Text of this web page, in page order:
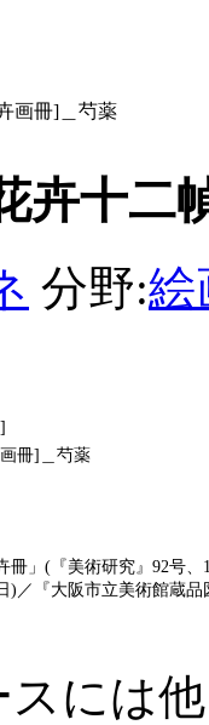
画冊]＿芍薬
卉十二
分野:絵
冊]＿芍薬
冊」(『美術研究』92号
)／『大阪市立美術館蔵
には